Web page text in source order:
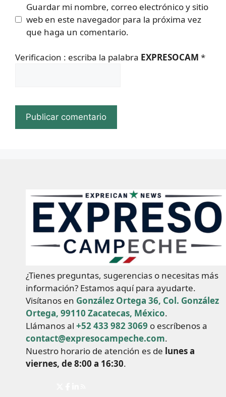
Guardar mi nombre, correo electrónico y sitio
web en este navegador para la próxima vez
que haga un comentario.
Verificacion : escriba la palabra EXPRESOCAM *
¿Tienes preguntas, sugerencias o necesitas más
información? Estamos aquí para ayudarte.
Visítanos en González Ortega 36, Col. González
Ortega, 99110 Zacatecas, México.
Llámanos al +52 433 982 3069 o escríbenos a
contact@expresocampeche.com.
Nuestro horario de atención es de lunes a
viernes, de 8:00 a 16:30.